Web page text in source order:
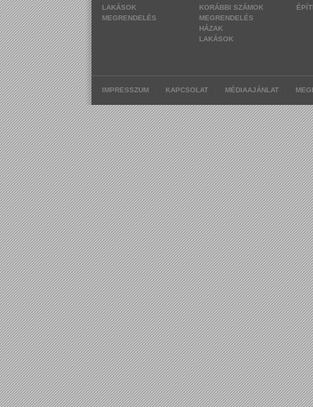
LAKÁSOK
MEGRENDELÉS
KORÁBBI SZÁMOK
MEGRENDELÉS
HÁZAK
LAKÁSOK
IMPRESSZUM KAPCSOLAT MÉDIAAJÁNLAT